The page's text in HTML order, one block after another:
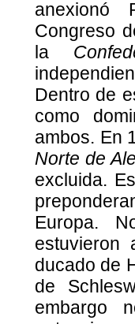
anexionó
Congreso
la
Dentro de
como
ambos. En
Norte de
excluida.
Europa.
estuvieron
ducado de
de
embargo